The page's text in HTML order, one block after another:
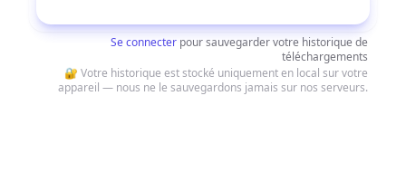
Se connecter pour sauvegarder votre historique de
téléchargements
🔐 Votre historique est stocké uniquement en local sur votre
appareil — nous ne le sauvegardons jamais sur nos serveurs.